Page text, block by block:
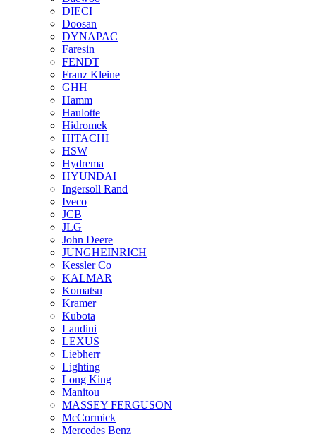
DIECI
Doosan
DYNAPAC
Faresin
FENDT
Franz Kleine
GHH
Hamm
Haulotte
Hidromek
HITACHI
HSW
Hydrema
HYUNDAI
Ingersoll Rand
Iveco
JCB
JLG
John Deere
JUNGHEINRICH
Kessler Co
KALMAR
Komatsu
Kramer
Kubota
Landini
LEXUS
Liebherr
Lighting
Long King
Manitou
MASSEY FERGUSON
McCormick
Mercedes Benz